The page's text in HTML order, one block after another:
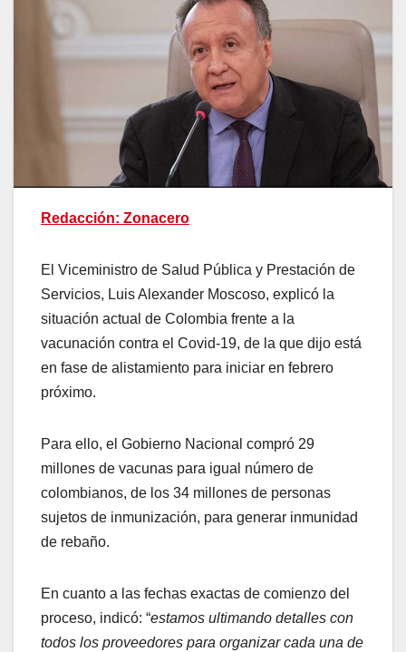
Redacción: Zonacero
El Viceministro de Salud Pública y Prestación de
Servicios, Luis Alexander Moscoso, explicó la
situación actual de Colombia frente a la
vacunación contra el Covid-19, de la que dijo está
en fase de alistamiento para iniciar en febrero
próximo.
Para ello, el Gobierno Nacional compró 29
millones de vacunas para igual número de
colombianos, de los 34 millones de personas
sujetos de inmunización, para generar inmunidad
de rebaño.
En cuanto a las fechas exactas de comienzo del
proceso, indicó: “estamos ultimando detalles con
todos los proveedores para organizar cada una de